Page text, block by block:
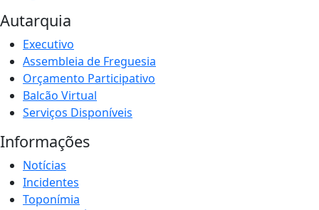
Autarquia
Executivo
Assembleia de Freguesia
Orçamento Participativo
Balcão Virtual
Serviços Disponíveis
Informações
Notícias
Incidentes
Toponímia